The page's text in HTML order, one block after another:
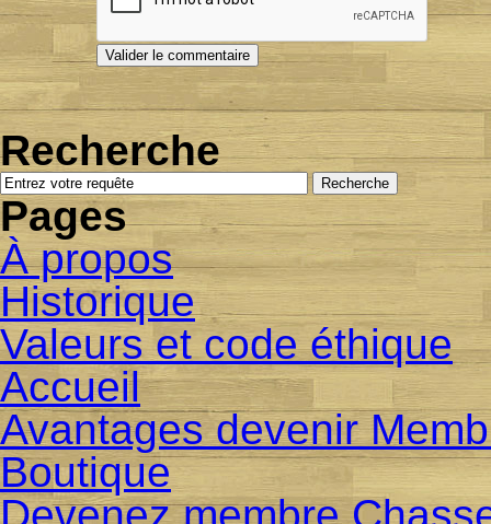
Recherche
Pages
À propos
Historique
Valeurs et code éthique
Accueil
Avantages devenir
Boutique
Devenez membre